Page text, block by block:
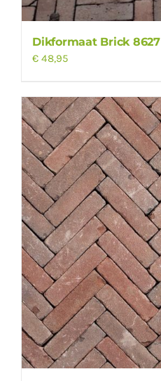
Dikformaat Brick 8627
€ 48,95